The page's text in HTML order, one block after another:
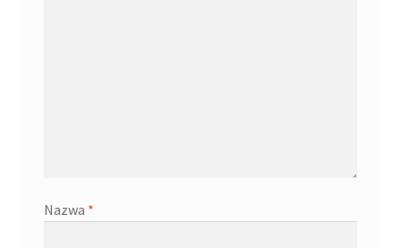
Nazwa *